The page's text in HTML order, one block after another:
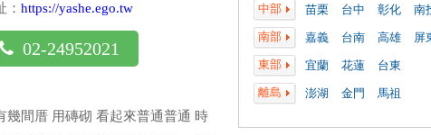
中部
苗栗 台中 彰化 南
南部
嘉義 台南 高雄
屏
東部
宜蘭 花蓮
台東
離島
澎湖 金門 馬祖
： https://yashe.ego.tw
02-24952021
幾間厝 用磚砌 看起來普通普通 時